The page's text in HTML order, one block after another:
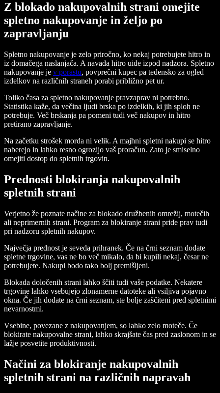
Z blokado nakupovalnih strani omejite
spletno nakupovanje in željo po
zapravljanju
Spletno nakupovanje je zelo priročno, ko nekaj potrebujete hitro in
iz domačega naslanjača. A navada hitro uide izpod nadzora. Spletno
nakupovanje je v porastu, povprečni kupec pa tedensko za ogled
izdelkov na različnih straneh porabi približno pet ur.
Toliko časa za spletno nakupovanje pravzaprav ni potrebno.
Statistika kaže, da večina ljudi brska po izdelkih, ki jih sploh ne
potrebuje. Več brskanja pa pomeni tudi več nakupov in hitro
pretirano zapravljanje.
Na začetku strošek morda ni velik. A majhni spletni nakupi se hitro
naberejo in lahko resno ogrozijo vaš proračun. Zato je smiselno
omejiti dostop do spletnih trgovin.
Prednosti blokiranja nakupovalnih
spletnih strani
Verjetno že poznate načine za blokado družbenih omrežij, motečih
ali neprimernih strani. Program za blokiranje strani pride prav tudi
pri nadzoru spletnih nakupov.
Največja prednost je seveda prihranek. Če na črni seznam dodate
spletne trgovine, vas ne bo več mikalo, da bi kupili nekaj, česar ne
potrebujete. Nakupi bodo tako bolj premišljeni.
Blokada določenih strani lahko ščiti tudi vaše podatke. Nekatere
trgovine lahko vsebujejo zlonamerne datoteke ali vsiljiva pojavno
okna. Če jih dodate na črni seznam, ste bolje zaščiteni pred spletnimi
nevarnostmi.
Vsebine, povezane z nakupovanjem, so lahko zelo moteče. Če
blokirate nakupovalne strani, lahko skrajšate čas pred zaslonom in se
lažje posvetite produktivnosti.
Načini za blokiranje nakupovalnih
spletnih strani na različnih napravah